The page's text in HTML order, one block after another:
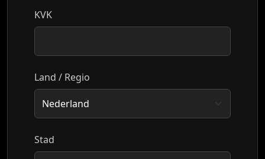
KVK
Land / Regio
Stad